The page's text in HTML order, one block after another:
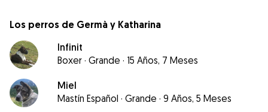
Los perros de Germà y Katharina
Infinit
Boxer · Grande · 15 Años, 7 Meses
Miel
Mastín Español · Grande · 9 Años, 5 Meses